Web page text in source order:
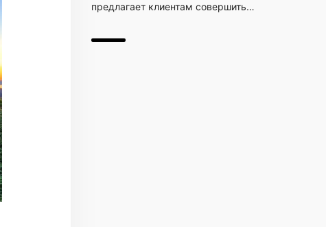
предлагает клиентам совершить…